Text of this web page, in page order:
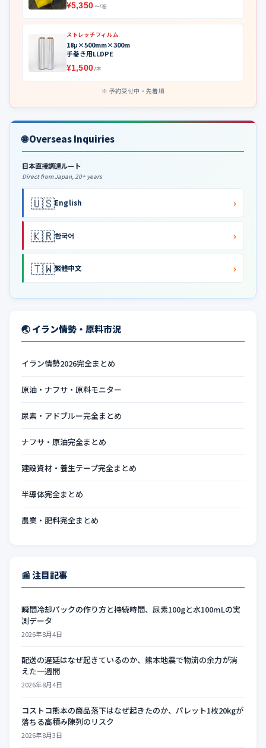
¥5,350 〜/巻
ストレッチフィルム
18μ×500mm×300m
手巻き用LLDPE
¥1,500 /本
予約受付中・先着順
🌐 Overseas Inquiries
日本直接調達ルート
Direct from Japan, 20+ years
🇺🇸English ›
🇰🇷한국어 ›
🇹🇼繁體中文 ›
🌏 イラン情勢・原料市況
イラン情勢2026完全まとめ
原油・ナフサ・原料モニター
尿素・アドブルー完全まとめ
ナフサ・原油完全まとめ
建設資材・養生テープ完全まとめ
半導体完全まとめ
農業・肥料完全まとめ
📰 注目記事
瞬間冷却パックの作り方と持続時間、尿素100gと水100mLの実
測データ
2026年8月4日
配送の遅延はなぜ起きているのか、熊本地震で物流の余力が消
えた一週間
2026年8月4日
コストコ熊本の商品落下はなぜ起きたのか、パレット1枚20kgが
落ちる高積み陳列のリスク
2026年8月3日